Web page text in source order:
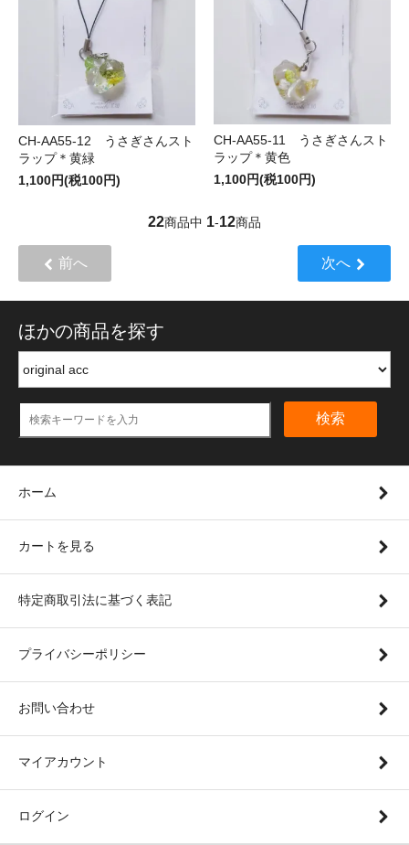
CH-AA55-12 うさぎさんスト
ラップ＊黄緑
1,100円(税100円)
CH-AA55-11 うさぎさんスト
ラップ＊黄色
1,100円(税100円)
22商品中 1-12商品
前へ 次へ
ほかの商品を探す
検索
ホーム
カートを見る
特定商取引法に基づく表記
プライバシーポリシー
お問い合わせ
マイアカウント
ログイン